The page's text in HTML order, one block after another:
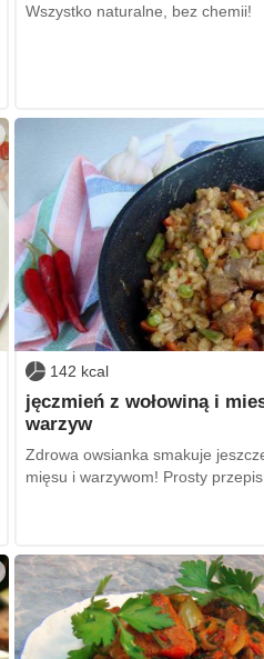
Wszystko naturalne, bez chemii!
142 kcal
jęczmień z wołowiną i
warzyw
Zdrowa owsianka smakuje
mięsu i warzywom! Prosty